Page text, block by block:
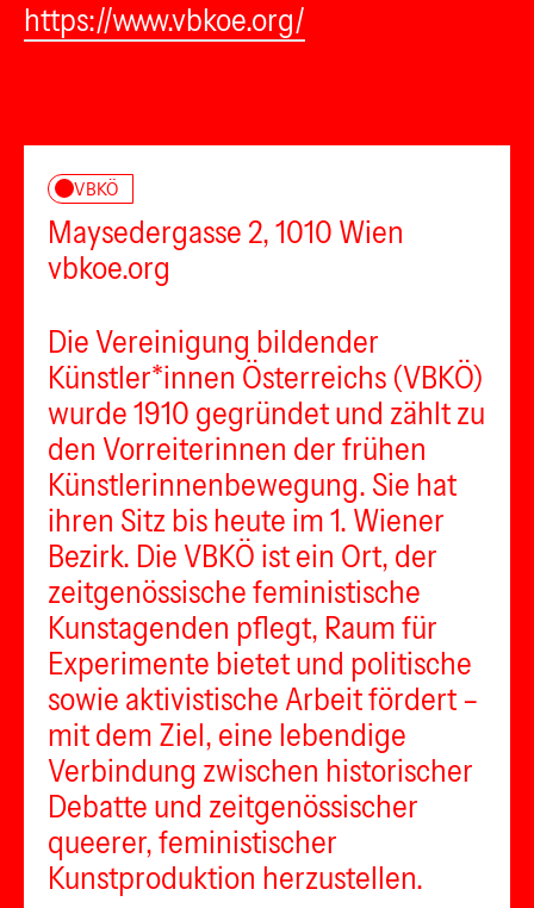
https://www.vbkoe.org/
VBKÖ
Maysedergasse 2, 1010 Wien
vbkoe.org
Die Vereinigung bildender
Künstler*innen Österreichs (VBKÖ)
wurde 1910 gegründet und zählt zu
den Vorreiterinnen der frühen
Künstlerinnenbewegung. Sie hat
ihren Sitz bis heute im 1. Wiener
Bezirk. Die VBKÖ ist ein Ort, der
zeitgenössische feministische
Kunstagenden pflegt, Raum für
Experimente bietet und politische
sowie aktivistische Arbeit fördert –
mit dem Ziel, eine lebendige
Verbindung zwischen historischer
Debatte und zeitgenössischer
queerer, feministischer
Kunstproduktion herzustellen.